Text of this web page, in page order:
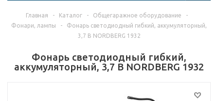
Главная - Каталог - Общегаражное оборудование
-
Фонари, лампы
-
Фонарь светодиодный гибкий, аккумуляторный,
3,7 В NORDBERG 1932
Фонарь светодиодный гибкий,
аккумуляторный, 3,7 В NORDBERG 1932